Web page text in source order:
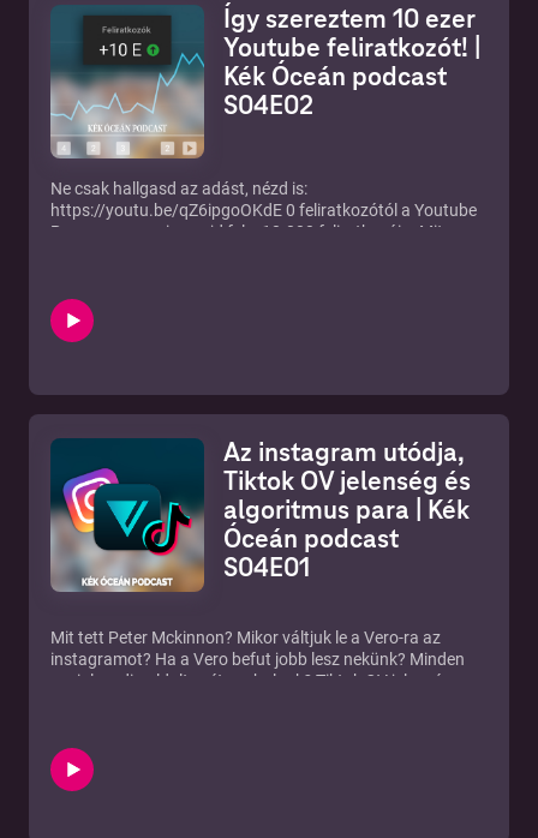
Így szereztem 10 ezer
Youtube feliratkozót! |
Kék Óceán podcast
S04E02
Ne csak hallgasd az adást, nézd is:
https://youtu.be/qZ6ipgoOKdE 0 feliratkozótól a Youtube
Parnerprogramig, majd fel a 10.000 feliratkozóig. Mit
ezer feliratkozóm! 00:34 Intro 00:40 Vágjunk bele! 01:06
Technikai kérdések 06:10 Tapasztalatok 16:15 Köszönöm!
Youtube csatornám:
Linkedin, Facebook: https://blog.szaboviktor.com/fotos-
podcast Blog: http://blog.szaboviktor.com Fotós, videós,
drónos portfólióm: http://www.szaboviktor.com --- Send in
a voice message: https://anchor.fm/szaboviktor/message
Az instagram utódja,
Tiktok OV jelenség és
algoritmus para | Kék
Óceán podcast
S04E01
Mit tett Peter Mckinnon? Mikor váltjuk le a Vero-ra az
instagramot? Ha a Vero befut jobb lesz nekünk? Minden
social media oldalt szétrombolunk? Tiktok OV jelenség.
https://youtu.be/Pz_Y70H_Yj4
Youtube csatornám:
https://www.youtube.com/c/szaboviktoryt?